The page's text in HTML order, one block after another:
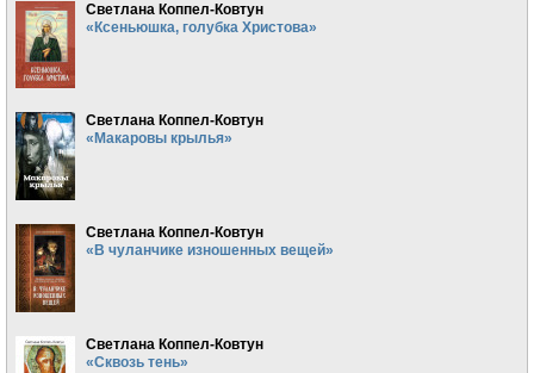
Светлана Коппел-Ковтун
«Ксеньюшка, голубка Христова»
Светлана Коппел-Ковтун
«Макаровы крылья»
Светлана Коппел-Ковтун
«В чуланчике изношенных вещей»
Светлана Коппел-Ковтун
«Сквозь тень»